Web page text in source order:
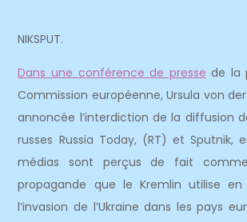
NIKSPUT.
Dans une conférence de presse de la
Commission européenne, Ursula von
annoncée l’interdiction de la diffusion
russes Russia Today, (RT) et Sputnik,
médias sont perçus de fait
propagande que le Kremlin utilise
l’invasion de l’Ukraine dans les pays